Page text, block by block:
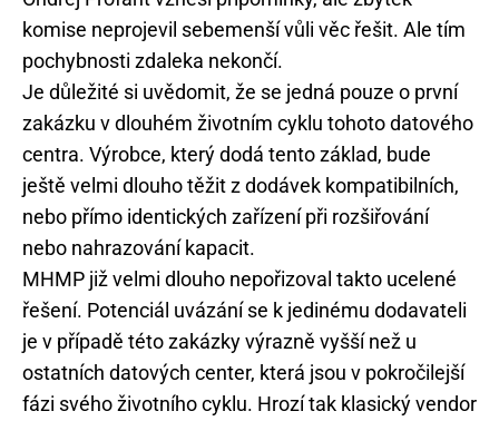
komise neprojevil sebemenší vůli věc řešit. Ale tím
pochybnosti zdaleka nekončí.
Je důležité si uvědomit, že se jedná pouze o první
zakázku v dlouhém životním cyklu tohoto datového
centra. Výrobce, který dodá tento základ, bude
ještě velmi dlouho těžit z dodávek kompatibilních,
nebo přímo identických zařízení při rozšiřování
nebo nahrazování kapacit.
MHMP již velmi dlouho nepořizoval takto ucelené
řešení. Potenciál uvázání se k jedinému dodavateli
je v případě této zakázky výrazně vyšší než u
ostatních datových center, která jsou v pokročilejší
fázi svého životního cyklu. Hrozí tak klasický vendor